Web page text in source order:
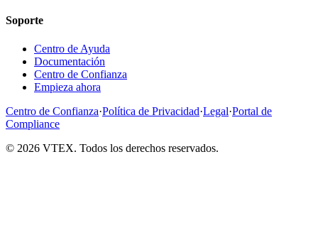
Soporte
Centro de Ayuda
Documentación
Centro de Confianza
Empieza ahora
Centro de Confianza·Política de Privacidad·Legal·Portal de
Compliance
© 2026 VTEX. Todos los derechos reservados.